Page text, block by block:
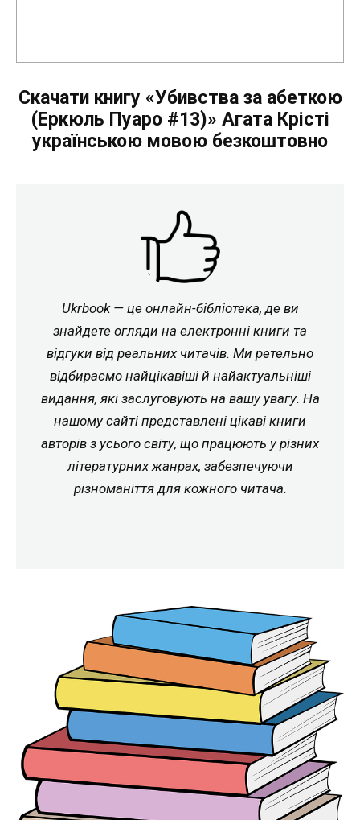
Скачати книгу «Убивства за абеткою
(Еркюль Пуаро #13)» Агата Крісті
українською мовою безкоштовно
Ukrbook — це онлайн-бібліотека, де ви
знайдете огляди на електронні книги та
відгуки від реальних читачів. Ми ретельно
відбираємо найцікавіші й найактуальніші
видання, які заслуговують на вашу увагу. На
нашому сайті представлені цікаві книги
авторів з усього світу, що працюють у різних
літературних жанрах, забезпечуючи
різноманіття для кожного читача.